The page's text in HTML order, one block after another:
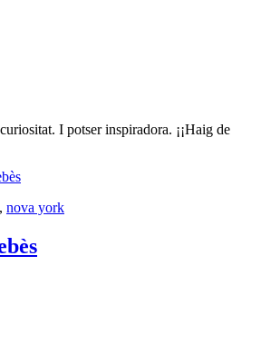
I potser inspiradora. ¡¡Haig de
, nova york